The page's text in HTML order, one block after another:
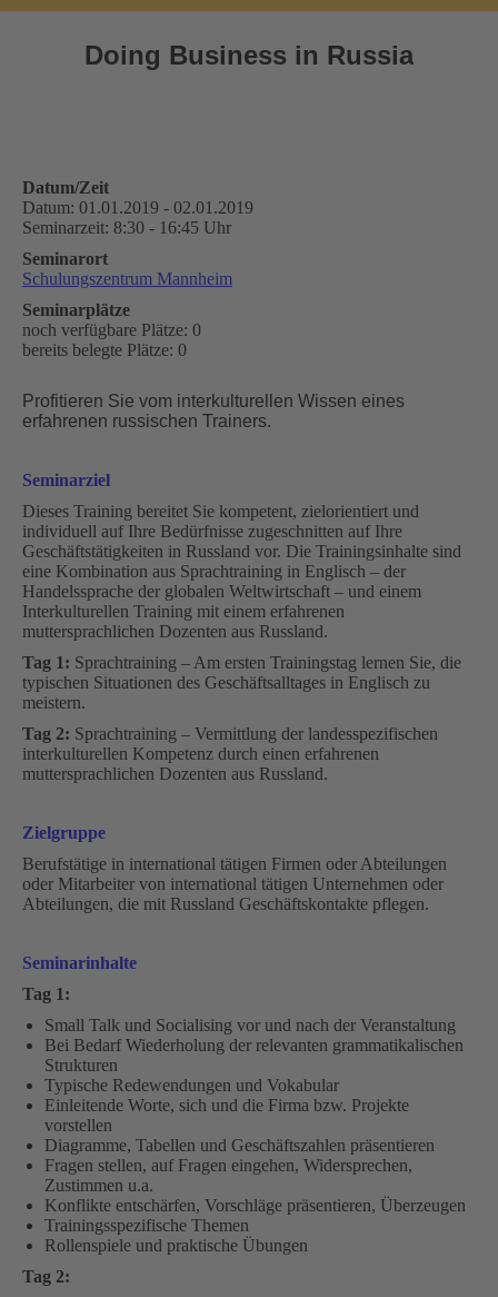
Doing Business in Russia
Datum/Zeit
Datum: 01.01.2019 - 02.01.2019
Seminarzeit: 8:30 - 16:45 Uhr
Seminarort
Schulungszentrum Mannheim
Seminarplätze
noch verfügbare Plätze: 0
bereits belegte Plätze: 0
Profitieren Sie vom interkulturellen Wissen eines
erfahrenen russischen Trainers.
Seminarziel
Dieses Training bereitet Sie kompetent, zielorientiert und
individuell auf Ihre Bedürfnisse zugeschnitten auf Ihre
Geschäftstätigkeiten in Russland vor. Die Trainingsinhalte sind
eine Kombination aus Sprachtraining in Englisch – der
Handelssprache der globalen Weltwirtschaft – und einem
Interkulturellen Training mit einem erfahrenen
muttersprachlichen Dozenten aus Russland.
Tag 1: Sprachtraining – Am ersten Trainingstag lernen Sie, die
typischen Situationen des Geschäftsalltages in Englisch zu
meistern.
Tag 2: Sprachtraining – Vermittlung der landesspezifischen
interkulturellen Kompetenz durch einen erfahrenen
muttersprachlichen Dozenten aus Russland.
Zielgruppe
Berufstätige in international tätigen Firmen oder Abteilungen
oder Mitarbeiter von international tätigen Unternehmen oder
Abteilungen, die mit Russland Geschäftskontakte pflegen.
Seminarinhalte
Tag 1:
Small Talk und Socialising vor und nach der Veranstaltung
Bei Bedarf Wiederholung der relevanten grammatikalischen
Strukturen
Typische Redewendungen und Vokabular
Einleitende Worte, sich und die Firma bzw. Projekte
vorstellen
Diagramme, Tabellen und Geschäftszahlen präsentieren
Fragen stellen, auf Fragen eingehen, Widersprechen,
Zustimmen u.a.
Konflikte entschärfen, Vorschläge präsentieren, Überzeugen
Trainingsspezifische Themen
Rollenspiele und praktische Übungen
Tag 2: